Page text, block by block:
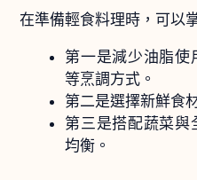
在準備輕食料理時，可以
第一是減少油脂使
等烹調方式。
第二是選擇新鮮食
第三是搭配蔬菜與
均衡。